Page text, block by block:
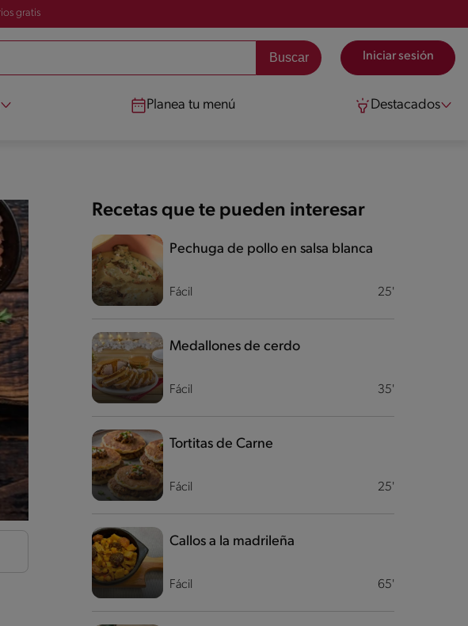
gratis
Iniciar sesión
Planea tu menú Destacados
Recetas que te pueden interesar
Fácil 25'
Pechuga de pollo en salsa blanca
Fácil 35'
Medallones de cerdo
Fácil 25'
Tortitas de Carne
Fácil 65'
Callos a la madrileña